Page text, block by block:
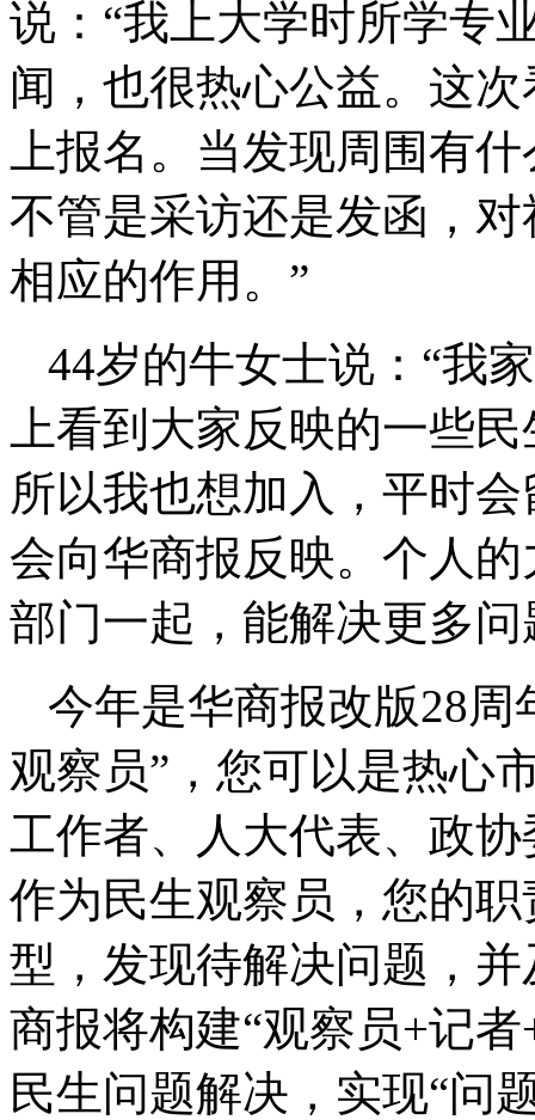
说：“我上大学时所学专
闻，也很热心公益。这
上报名。当发现周围有
不管是采访还是发函，
相应的作用。”
44岁的牛女士说：“我
上看到大家反映的一些
所以我也想加入，平时
会向华商报反映。个人
部门一起，能解决更多问
今年是华商报改版28
观察员”，您可以是热心
工作者、人大代表、政
作为民生观察员，您的
型，发现待解决问题，
商报将构建“观察员+记
民生问题解决，实现“问